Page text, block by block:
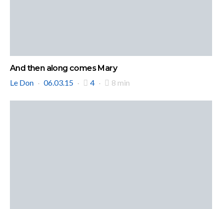
And then along comes Mary
Le Don
06.03.15 4 8 min